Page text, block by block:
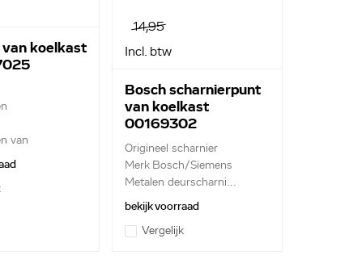
van koelkast
van
14,95
Incl. btw
Bosch scharnierpunt
van koelkast
00169302
Origineel scharnier
Merk Bosch/Siemens
Metalen deurscharni...
bekijk voorraad
Vergelijk